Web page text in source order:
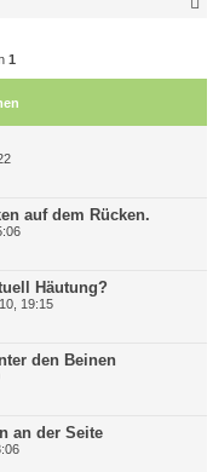
1
auf dem Rücken.
Häutung?
19:15
den Beinen
an der Seite